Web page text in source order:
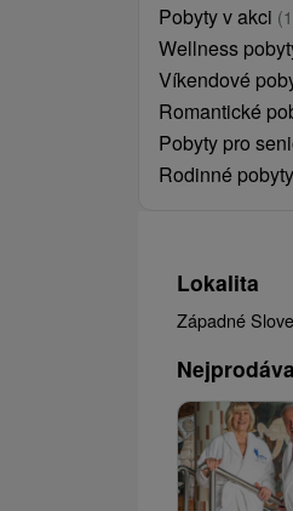
Pobyty v akci
Wellness
Víkendové
Romantické
Pobyty pro
Rodinné pobyty
Lokalita
Západné